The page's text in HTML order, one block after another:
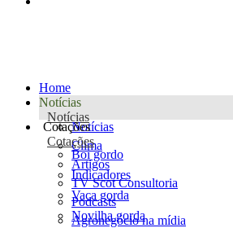
Home
Notícias
Notícias
Notícias
Clima
Artigos
TV Scot Consultoria
Podcasts
Agronegócio na mídia
Cotações
Cotações
Boi gordo
Indicadores
Vaca gorda
Novilha gorda